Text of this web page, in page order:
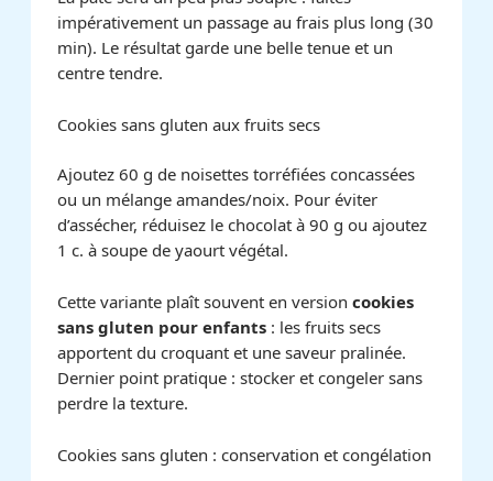
impérativement un passage au frais plus long (30
min). Le résultat garde une belle tenue et un
centre tendre.
Cookies sans gluten aux fruits secs
Ajoutez 60 g de noisettes torréfiées concassées
ou un mélange amandes/noix. Pour éviter
d’assécher, réduisez le chocolat à 90 g ou ajoutez
1 c. à soupe de yaourt végétal.
Cette variante plaît souvent en versioncookies
sans gluten pour enfants : les fruits secs
apportent du croquant et une saveur pralinée.
Dernier point pratique : stocker et congeler sans
perdre la texture.
Cookies sans gluten : conservation et congélation